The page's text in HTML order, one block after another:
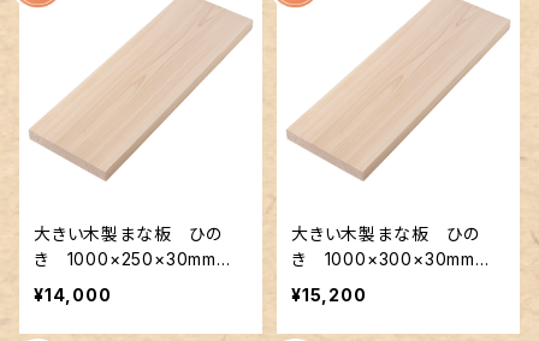
大きい木製まな板 ひの
き 1000×250×30mm
裏に節あり 一枚板
¥14,000
大きい木製まな板 ひの
き 1000×300×30mm
裏に節あり 一枚板
¥15,200